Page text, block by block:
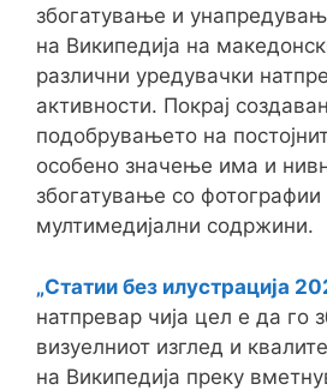
збогатување и
на Википедија на
различни уредувачки
активности. Покрај
подобрувањето на
особено значење има и
збогатување со фотографии
мултимедијални содржини.
„Статии без илустрација
натпревар чија цел е да го
визуелниот изглед и
на Википедија преку